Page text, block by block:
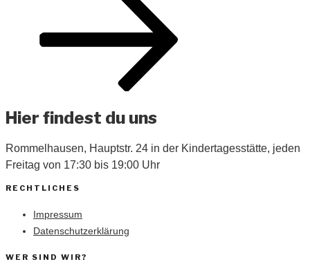
Hier findest du uns
Rommelhausen, Hauptstr. 24 in der Kindertagesstätte, jeden
Freitag von 17:30 bis 19:00 Uhr
RECHTLICHES
Impressum
Datenschutzerklärung
WER SIND WIR?